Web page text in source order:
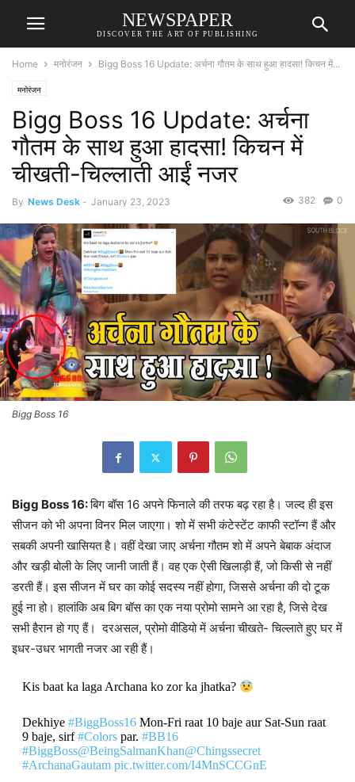
NEWSPAPER
DISCOVER THE ART OF PUBLISHING
Home मनोरंजन Bigg Boss 16 Update: अर्चना गौतम के साथ हुआ हादसा! किचन में...
मनोरंजन
Bigg Boss 16 Update: अर्चना
गौतम के साथ हुआ हादसा! किचन में
चीखती-चिल्लाती आईं नजर
By News Desk - January 23, 2023 0
382
Bigg Boss 16
Bigg Boss 16:बिग बॉस 16 अपने फिनाले की तरफ बढ़ रहा है। जल्द ही इस
सीजन को भी अपना विनर मिल जाएगा। शो में सभी कंटेस्टेंट काफी स्टॉन्ग हैं और
सबकी अपनी खासियत है। वहीं देखा जाए अर्चना गौतम शो में अपने बेबाक अंदाज
और खड़ी बोली के लिए जानी जाती हैं। वह एक ऐसी खिलाड़ी हैं, जो किसी से नहीं
डरती हैं। इस सीजन में घर का कोई सदस्य नहीं होगा, जिससे अर्चना की दो टूक
हुई ना हो। हालांकि अब बिग बॉस का एक नया प्रोमो सामने आ रहा है, जिसे देख
सभी हैरान हो गए हैं। दरअसल, प्रोमो वीडियो में अर्चना चीखते- चिल्लाते हुए घर में
इधर-उधर भागती नजर आ रही हैं।
Kis baat ka laga Archana ko zor ka jhatka?
Dekhiye #BiggBoss16Mon-Fri raat 10 baje aur Sat-Sun raat
9 baje, sirf#Colorspar. #BB16
#BiggBoss@BeingSalmanKhan@Chingssecret
#ArchanaGautam pic.twitter.com/I4MnSCCGnE